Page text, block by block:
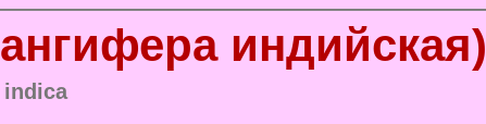
индийская)
indica